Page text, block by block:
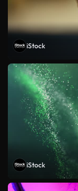
iStock
iStock